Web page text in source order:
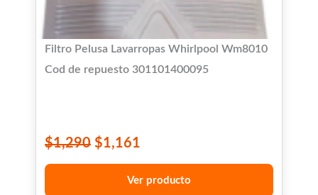
Filtro Pelusa Lavarropas Whirlpool Wm8010
Cod de repuesto 301101400095
$1,290 $1,161
Ver producto